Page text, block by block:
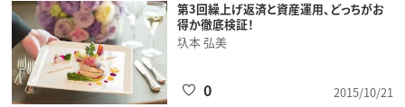
第3回繰上げ返済と資産運用、どっちがお
得か徹底検証！
圦本 弘美
2015/10/21
0